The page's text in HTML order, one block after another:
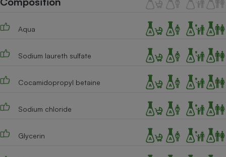
Aqua
Sodium laureth sulfate
Cocamidopropyl betaine
Sodium chloride
Glycerin
Plaque de cuisson à
induction
Climatiseur -
Ventilateur
Téléphone mobile -
Antivirus
Climatiseur -
Ventilateur